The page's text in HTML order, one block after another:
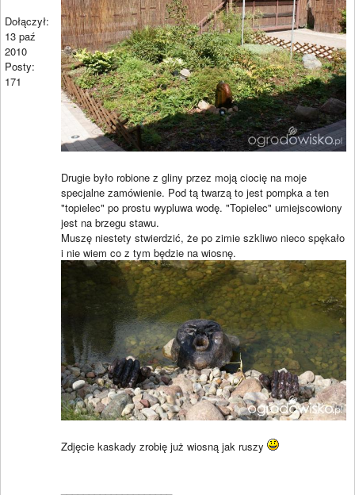
Dołączył:
13 paź
2010
Posty:
171
Drugie było robione z gliny przez moją ciocię na moje
specjalne zamówienie. Pod tą twarzą to jest pompka a ten
"topielec" po prostu wypluwa wodę. "Topielec" umiejscowiony
jest na brzegu stawu.
Muszę niestety stwierdzić, że po zimie szkliwo nieco spękało
i nie wiem co z tym będzie na wiosnę.
Zdjęcie kaskady zrobię już wiosną jak ruszy